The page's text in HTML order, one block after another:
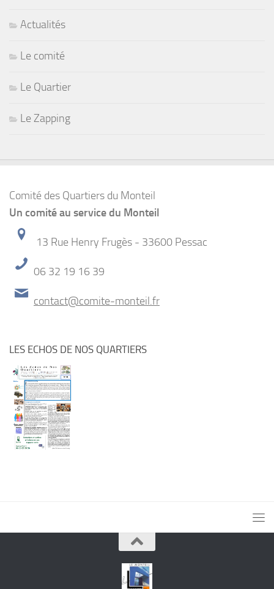
Actualités
Le comité
Le Quartier
Le Zapping
Comité des Quartiers du Monteil
Un comité au service du Monteil
13 Rue Henry Frugès - 33600 Pessac
06 32 19 16 39
contact@comite-monteil.fr
LES ECHOS DE NOS QUARTIERS